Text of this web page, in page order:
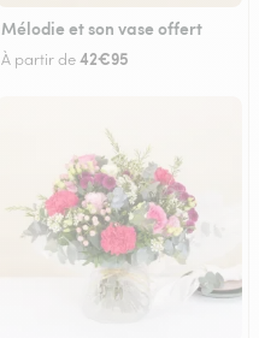
Mélodie et son vase offert
À partir de42€95